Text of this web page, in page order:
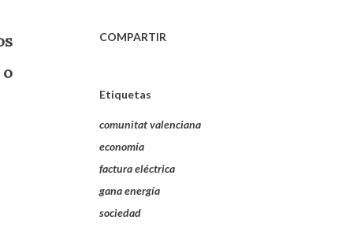
COMPARTIR
Etiquetas
comunitat valenciana
economía
factura eléctrica
gana energía
sociedad